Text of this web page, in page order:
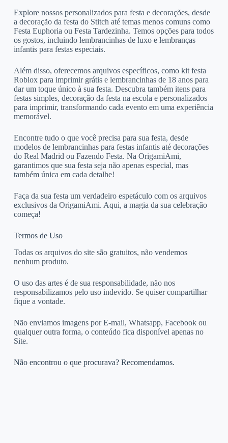
Explore nossos personalizados para festa e decorações, desde
a decoração da festa do Stitch até temas menos comuns como
Festa Euphoria ou Festa Tardezinha. Temos opções para todos
os gostos, incluindo lembrancinhas de luxo e lembranças
infantis para festas especiais.
Além disso, oferecemos arquivos específicos, como kit festa
Roblox para imprimir grátis e lembrancinhas de 18 anos para
dar um toque único à sua festa. Descubra também itens para
festas simples, decoração da festa na escola e personalizados
para imprimir, transformando cada evento em uma experiência
memorável.
Encontre tudo o que você precisa para sua festa, desde
modelos de lembrancinhas para festas infantis até decorações
do Real Madrid ou Fazendo Festa. Na OrigamiAmi,
garantimos que sua festa seja não apenas especial, mas
também única em cada detalhe!
Faça da sua festa um verdadeiro espetáculo com os arquivos
exclusivos da OrigamiAmi. Aqui, a magia da sua celebração
começa!
Termos de Uso
Todas os arquivos do site são gratuitos, não vendemos
nenhum produto.
O uso das artes é de sua responsabilidade, não nos
responsabilizamos pelo uso indevido. Se quiser compartilhar
fique a vontade.
Não enviamos imagens por E-mail, Whatsapp, Facebook ou
qualquer outra forma, o conteúdo fica disponível apenas no
Site.
Não encontrou o que procurava? Recomendamos.